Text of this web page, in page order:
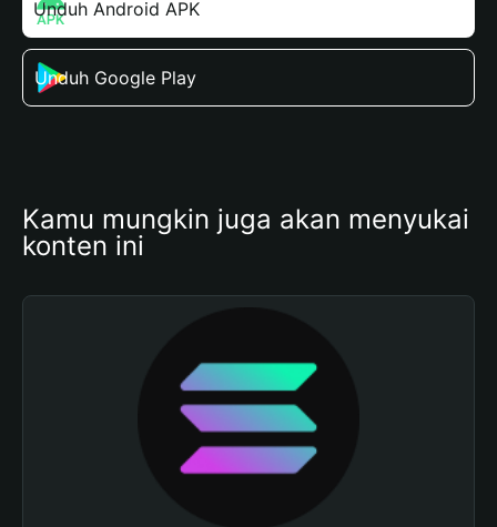
Unduh Android APK
Unduh Google Play
Kamu mungkin juga akan menyukai
konten ini